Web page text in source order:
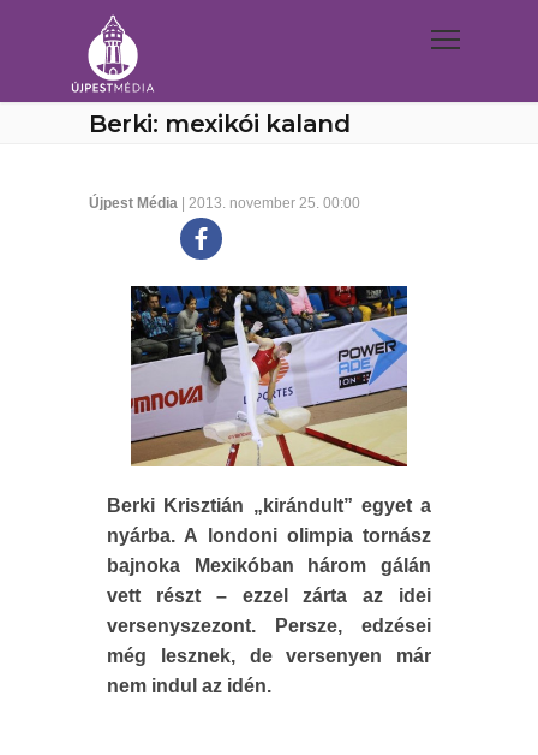
Berki: mexikói kaland
Újpest Média | 2013. november 25. 00:00
Berki Krisztián „kirándult” egyet a
nyárba. A londoni olimpia tornász
bajnoka Mexikóban három gálán
vett részt – ezzel zárta az idei
versenyszezont. Persze, edzései
még lesznek, de versenyen már
nem indul az idén.